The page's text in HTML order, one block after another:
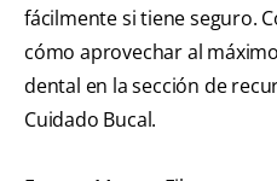
fácilmente si tiene seguro.
cómo aprovechar al
dental en la sección de
Cuidado Bucal.